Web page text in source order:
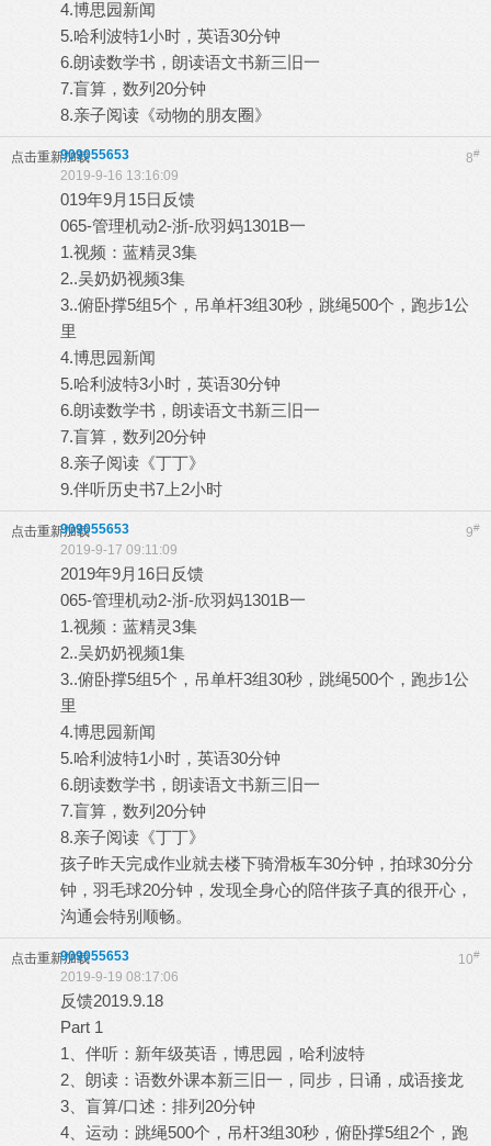
4.博思园新闻
5.哈利波特1小时，英语30分钟
6.朗读数学书，朗读语文书新三旧一
7.盲算，数列20分钟
8.亲子阅读《动物的朋友圈》
点击重新加载 8#
909055653
2019-9-16 13:16:09
019年9月15日反馈
065-管理机动2-浙-欣羽妈1301B一
1.视频：蓝精灵3集
2..吴奶奶视频3集
3..俯卧撑5组5个，吊单杆3组30秒，跳绳500个，跑步1公
里
4.博思园新闻
5.哈利波特3小时，英语30分钟
6.朗读数学书，朗读语文书新三旧一
7.盲算，数列20分钟
8.亲子阅读《丁丁》
9.伴听历史书7上2小时
点击重新加载 9#
909055653
2019-9-17 09:11:09
2019年9月16日反馈
065-管理机动2-浙-欣羽妈1301B一
1.视频：蓝精灵3集
2..吴奶奶视频1集
3..俯卧撑5组5个，吊单杆3组30秒，跳绳500个，跑步1公
里
4.博思园新闻
5.哈利波特1小时，英语30分钟
6.朗读数学书，朗读语文书新三旧一
7.盲算，数列20分钟
8.亲子阅读《丁丁》
孩子昨天完成作业就去楼下骑滑板车30分钟，拍球30分分
钟，羽毛球20分钟，发现全身心的陪伴孩子真的很开心，
沟通会特别顺畅。
点击重新加载 10#
909055653
2019-9-19 08:17:06
反馈2019.9.18
Part 1
1、伴听：新年级英语，博思园，哈利波特
2、朗读：语数外课本新三旧一，同步，日诵，成语接龙
3、盲算/口述：排列20分钟
4、运动：跳绳500个，吊杆3组30秒，俯卧撑5组2个，跑